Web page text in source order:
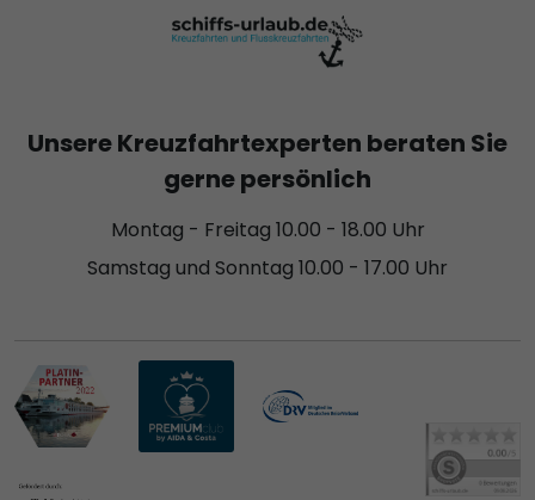
Unsere Kreuzfahrtexperten beraten Sie
gerne persönlich
Montag - Freitag 10.00 - 18.00 Uhr
Samstag und Sonntag 10.00 - 17.00 Uhr